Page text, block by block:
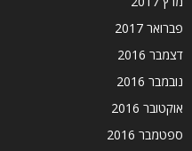
פברואר 2017
דצמבר 2016
נובמבר 2016
אוקטובר 2016
ספטמבר 2016